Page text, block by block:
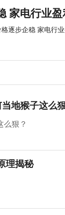
家电行业
逐步企稳 家电行
地猴子这么
么狠？
理揭秘